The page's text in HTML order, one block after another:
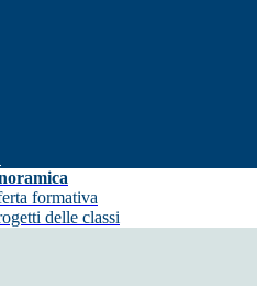
formativa
delle classi